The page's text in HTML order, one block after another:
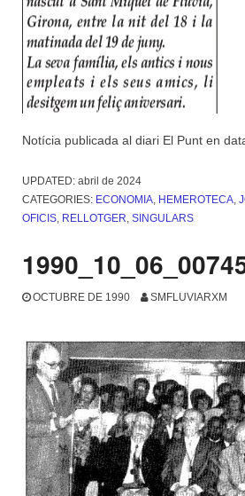
Notícia publicada al diari El Punt en
UPDATED: abril de 2024
CATEGORIES: ECONOMIA HEMEROTECA
OFICIS RELLOTGER SINGULARS
OCTUBRE DE 1990 SMFLUVIARXM